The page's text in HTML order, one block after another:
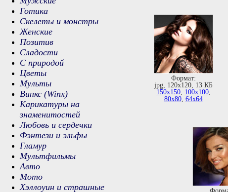
Формат:
jpg, 120х120, 13 КБ
150х150, 100х100,
80х80, 64х64
Готика
Скелеты и монстры
Женские
Позитив
Сладости
С природой
Цветы
Мульты
Винкс (Winx)
Карикатуры на
знаменитостей
Любовь и сердечки
Фэнтези и эльфы
Гламур
Мультфильмы
Авто
Мото
Хэллоуин и страшные